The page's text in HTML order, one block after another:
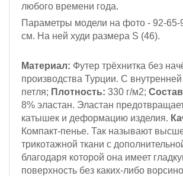
любого времени года.
Параметры модели на фото - 92-65-
см. На ней худи размера S (46).
Материал: Футер трёхнитка без
производства Турции. С
петля; Плотность: 330 г/м2;
8% эластан. Эластан
катышек и деформацию изделия.
Компакт-пенье. Так называют
трикотажной ткани с
благодаря которой она имеет
поверхность без каких-либо